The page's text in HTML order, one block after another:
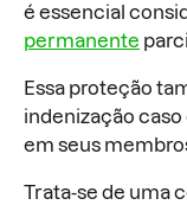
é essencial
permanente
Essa proteção
indenização
em seus
Trata-se de uma